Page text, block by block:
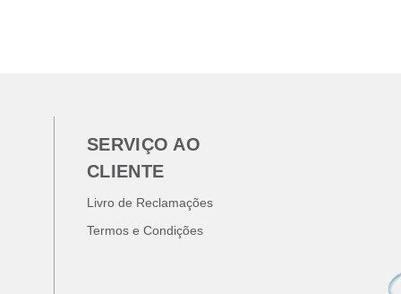
SERVIÇO AO
CLIENTE
Livro de Reclamações
Termos e Condições